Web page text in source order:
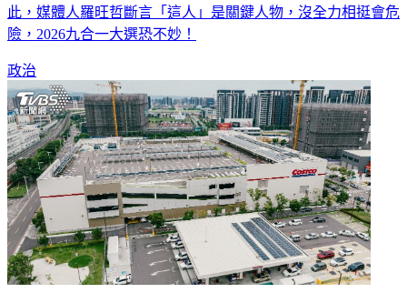
此，媒體人羅旺哲斷言「這人」是關鍵人物，沒全力相挺會危
險，2026九合一大選恐不妙！
政治